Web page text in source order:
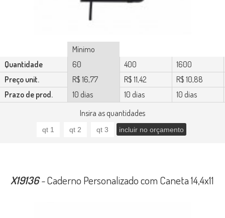
Insira as quantidades
Mínimo
Quantidade
60 400
1600
Preço unit.
R$ 16,77 R$ 11,42
R$ 10,88
Prazo de prod.
10 dias 10 dias 10 dias
X19136-Caderno Personalizado com Caneta 14,4x11